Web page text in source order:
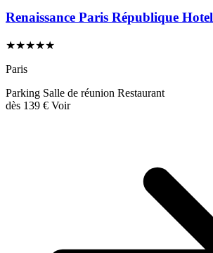
Renaissance Paris République Hotel
★★★★★
Paris
Parking Salle de réunion Restaurant
dès 139 € Voir